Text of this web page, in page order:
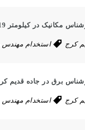
مکانیک در کیلومتر 19 جاده قدیم کرج
کرج استخدام مهندس
برق در جاده قدیم
کرج استخدام مهندس